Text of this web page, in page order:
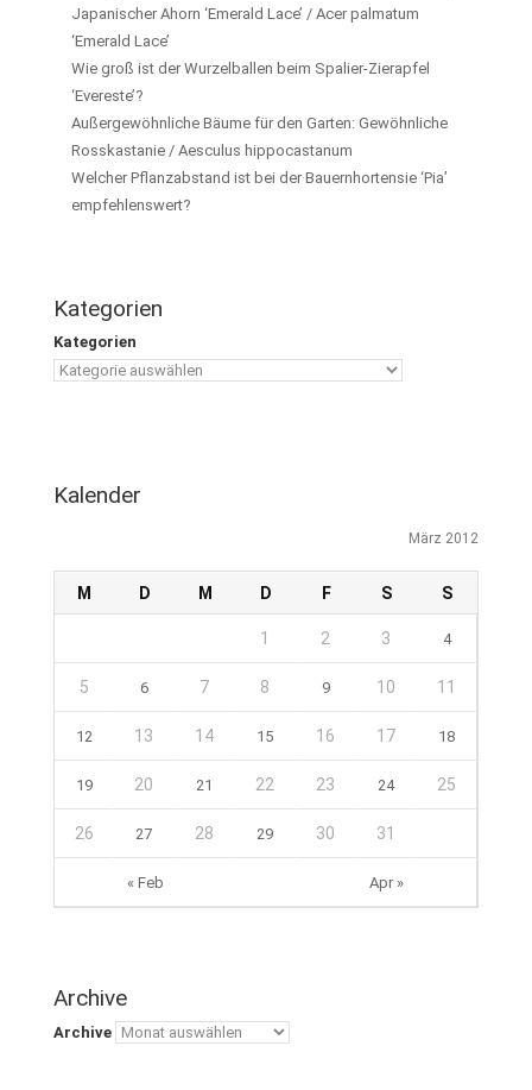
Japanischer Ahorn ‘Emerald Lace’ / Acer palmatum
‘Emerald Lace’
Wie groß ist der Wurzelballen beim Spalier-Zierapfel
‘Evereste’?
Außergewöhnliche Bäume für den Garten: Gewöhnliche
Rosskastanie / Aesculus hippocastanum
Welcher Pflanzabstand ist bei der Bauernhortensie ‘Pia’
empfehlenswert?
Kategorien
Kategorien
Kalender
März 2012
M D M D F S S
« Feb Apr »
1 2 3 4
5 6 7 8 9 10 11
12 13 14 15 16 17 18
19 20 21 22 23 24 25
26 27 28 29 30 31
Archive
Archive